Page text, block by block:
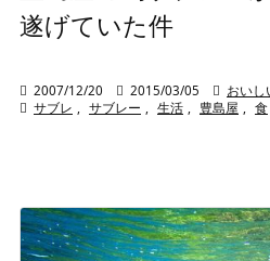
遂げていた件
 2007/12/20  2015/03/05  おいし
 サブレ サブレー 生活 豊島屋 食